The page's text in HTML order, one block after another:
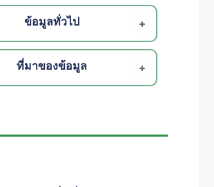
ข้อมูลทั่วไป
ที่มาของข้อมูล